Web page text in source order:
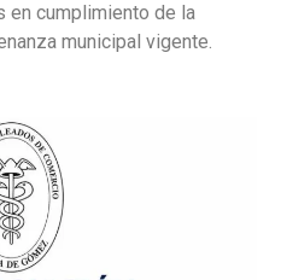
en cumplimiento de la
municipal vigente.